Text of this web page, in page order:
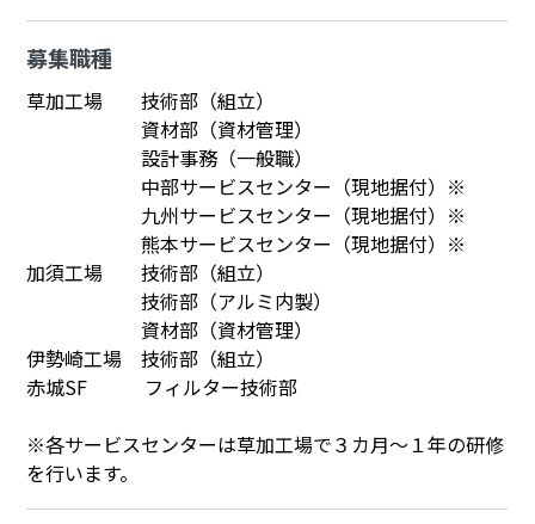
募集職種
草加工場 技術部（組立）
資材部（資材管理）
設計事務（一般職）
中部サービスセンター（現地据付）※
九州サービスセンター（現地据付）※
熊本サービスセンター（現地据付）※
加須工場 技術部（組立）
技術部（アルミ内製）
資材部（資材管理）
伊勢崎工場 技術部（組立）
赤城SF フィルター技術部
※各サービスセンターは草加工場で３カ月～１年の研修
を行います。